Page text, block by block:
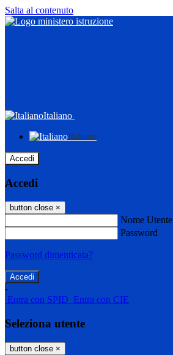
Salta al contenuto
Italiano
Italiano
Accedi
Accedi
button close ×
Nome Utente
Password
Password dimenticata?
-
Entra con SPID Entra con CIE
Seleziona utente
button close ×